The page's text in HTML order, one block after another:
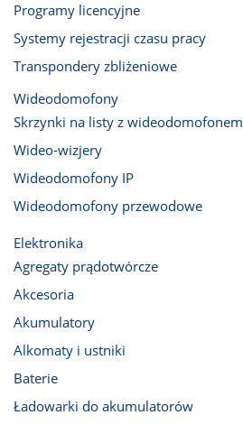
Programy licencyjne
Systemy rejestracji czasu pracy
Transpondery zbliżeniowe
Wideodomofony
Skrzynki na listy z wideodomofonem
Wideo-wizjery
Wideodomofony IP
Wideodomofony przewodowe
Elektronika
Agregaty prądotwórcze
Akcesoria
Akumulatory
Alkomaty i ustniki
Baterie
Ładowarki do akumulatorów